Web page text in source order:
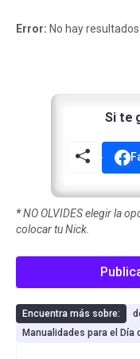
Error: No hay resultados
Si te
*NO OLVIDES elegir la
colocar tu Nick.
Encuentra más sobre:
Manualidades para el Día